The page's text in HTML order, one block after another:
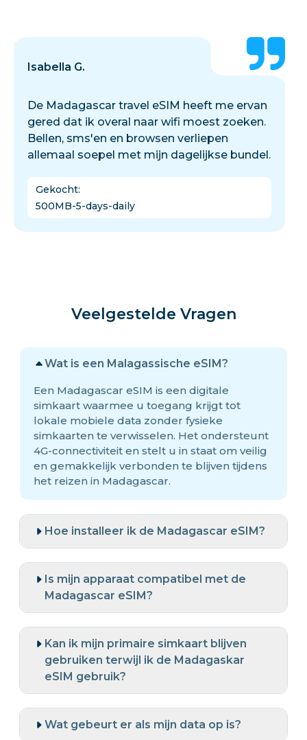
Isabella G.
De Madagascar travel eSIM heeft me ervan
gered dat ik overal naar wifi moest zoeken.
Bellen, sms'en en browsen verliepen
allemaal soepel met mijn dagelijkse bundel.
Gekocht:
500MB-5-days-daily
Veelgestelde Vragen
Wat is een Malagassische eSIM?
Een Madagascar eSIM is een digitale
simkaart waarmee u toegang krijgt tot
lokale mobiele data zonder fysieke
simkaarten te verwisselen. Het ondersteunt
4G-connectiviteit en stelt u in staat om veilig
en gemakkelijk verbonden te blijven tijdens
het reizen in Madagascar.
Hoe installeer ik de Madagascar eSIM?
Is mijn apparaat compatibel met de
Madagascar eSIM?
Kan ik mijn primaire simkaart blijven
gebruiken terwijl ik de Madagaskar
eSIM gebruik?
Wat gebeurt er als mijn data op is?